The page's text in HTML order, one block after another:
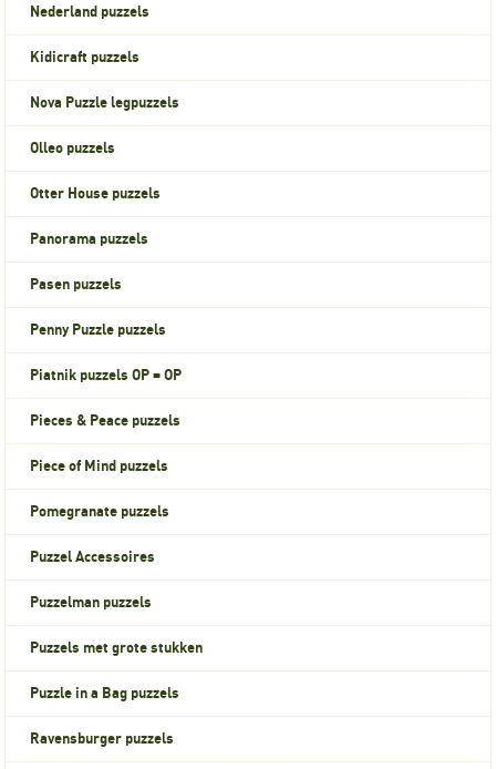
Nederland puzzels
Kidicraft puzzels
Nova Puzzle legpuzzels
Olleo puzzels
Otter House puzzels
Panorama puzzels
Pasen puzzels
Penny Puzzle puzzels
Piatnik puzzels OP = OP
Pieces & Peace puzzels
Piece of Mind puzzels
Pomegranate puzzels
Puzzel Accessoires
Puzzelman puzzels
Puzzels met grote stukken
Puzzle in a Bag puzzels
Ravensburger puzzels